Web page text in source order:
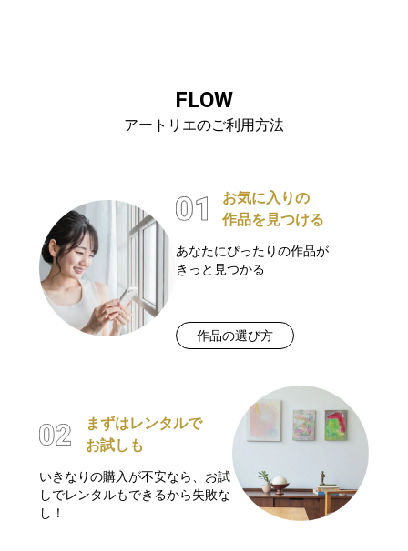
FLOW
アートリエのご利用方法
お気に入りの
作品を見つける
あなたにぴったりの作品が
きっと見つかる
作品の選び方
まずはレンタルで
お試しも
いきなりの購入が不安なら、お試
しでレンタルもできるから失敗な
し！